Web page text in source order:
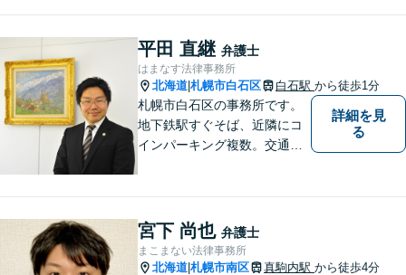
平田 直継 弁護士
はまなす法律事務所
北海道 札幌市白石区 白石駅 から徒歩1分
札幌市白石区の事務所です。
地下鉄駅すぐそば、近隣にコ
インパーキング複数。交通の
もアクセス良好。相続、交通
事故、離婚、債務整理など幅
広く対応する４０代の経験豊
詳細を見
る
宮下 尚也 弁護士
まこまない法律事務所
北海道 札幌市南区 真駒内駅 から徒歩4分